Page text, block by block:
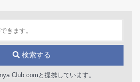
検索する
Club.comと提携しています。